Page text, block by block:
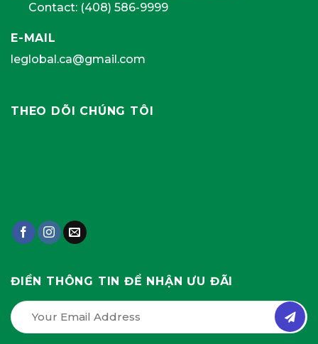
Contact: (408) 586-9999
E-MAIL
leglobal.ca@gmail.com
THEO DÕI CHÚNG TÔI
ĐIỀN THÔNG TIN ĐỂ NHẬN ƯU ĐÃI